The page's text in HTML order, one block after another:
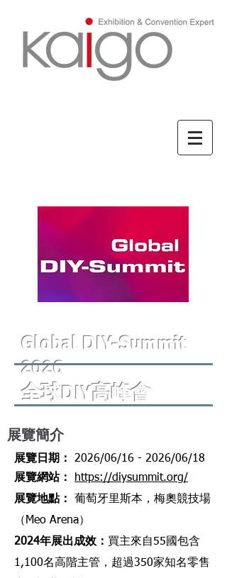
Global DIY-Summit
2026
全球DIY高峰會
展覽簡介
​展覽日期：
2026/06/16 - 2026/06/18
​展覽網站：
https://diysummit.org/
​展覽地點： 葡萄牙里斯本 ， 梅奧競技場
（Meo Arena）
2024年展出成效 ： 買主來自55國包含
1,100名高階主管，超過350家知名零售